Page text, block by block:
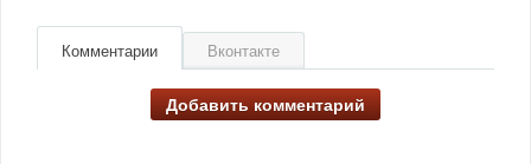
Комментарии Вконтакте
Добавить комментарий